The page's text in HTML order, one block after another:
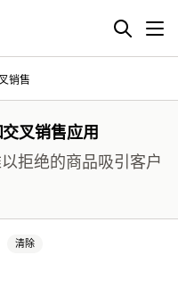
销售
叉销售应用
拒绝的商品吸引客户
清除